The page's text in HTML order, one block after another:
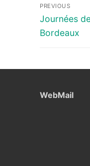
de
l’article
PREVIOUS
Previous
post:
Journées
Bordeaux
WebMail